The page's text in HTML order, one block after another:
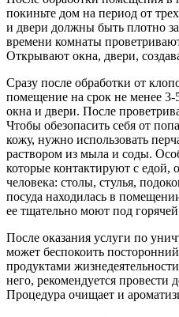
покиньте дом на период от
и двери должны быть плотно
времени комнаты
Открывают окна, двери,
Сразу после обработки от
помещение на срок не менее 3-
окна и двери. После
Чтобы обезопасить себя от
кожу, нужно использовать
раствором из мыла и соды.
которые контактируют с едой,
человека: столы, стулья,
посуда находилась в
ее тщательно моют под
После оказания услуги по
может беспокоить
продуктами
него, рекомендуется провести
Процедура очищает и